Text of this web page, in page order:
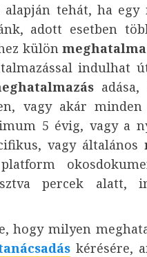
tehát, ha egy
adott esetben
külön
indulhat
vagy akár
5 évig, vagy a
vagy általános
percek alatt,
hogy milyen
kérésére,